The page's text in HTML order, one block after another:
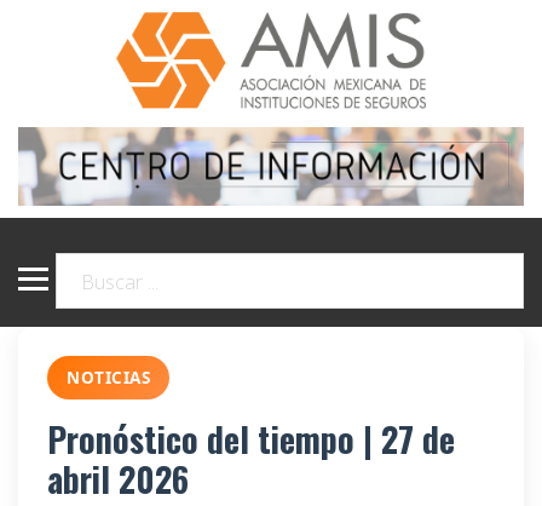
NOTICIAS
Pronóstico del tiempo | 27 de
abril 2026